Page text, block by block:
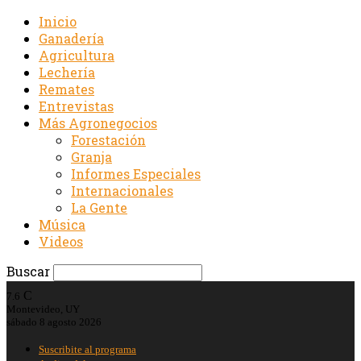
Inicio
Ganadería
Agricultura
Lechería
Remates
Entrevistas
Más Agronegocios
Forestación
Granja
Informes Especiales
Internacionales
La Gente
Música
Videos
Buscar
7.6 C
Montevideo, UY
sábado 8 agosto 2026
Suscribite al programa